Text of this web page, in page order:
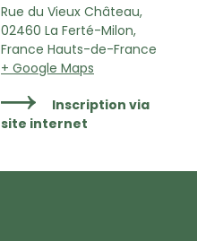
Rue du Vieux Château,
02460 La Ferté-Milon,
France Hauts-de-France
+ Google Maps
Inscription via
site internet